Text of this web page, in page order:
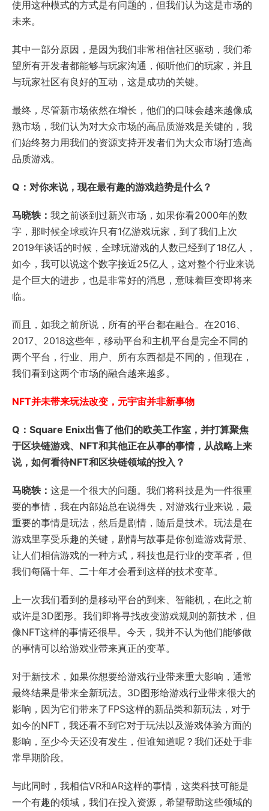
使用这种模式的方式是有问题的，但我们认为这是市场的
未来。
其中一部分原因，是因为我们非常相信社区驱动，我们希
望所有开发者都能够与玩家沟通，倾听他们的玩家，并且
与玩家社区有良好的互动，这是成功的关键。
最终，尽管新市场依然在增长，他们的口味会越来越像成
熟市场，我们认为对大众市场的高品质游戏是关键的，我
们始终努力用我们的资源支持开发者们为大众市场打造高
品质游戏。
Q：对你来说，现在最有趣的游戏趋势是什么？
马晓轶： 我之前谈到过新兴市场，如果你看2000年的数
字，那时候全球或许只有1亿游戏玩家，到了我们上次
2019年谈话的时候，全球玩游戏的人数已经到了18亿人，
如今，我可以说这个数字接近25亿人，这对整个行业来说
是个巨大的进步，也是非常好的消息，意味着巨变即将来
临。
而且，如我之前所说，所有的平台都在融合。在2016、
2017、2018这些年，移动平台和主机平台是完全不同的
两个平台，行业、用户、所有东西都是不同的，但现在，
我们看到这两个市场的融合越来越多。
NFT并未带来玩法改变，元宇宙并非新事物
Q：Square Enix出售了他们的欧美工作室，并打算聚焦
于区块链游戏、NFT和其他正在从事的事情，从战略上来
说，如何看待NFT和区块链领域的投入？
马晓轶： 这是一个很大的问题。我们将科技是为一件很重
要的事情，我在内部始总在说得失，对游戏行业来说，最
重要的事情是玩法，然后是剧情，随后是技术。玩法是在
游戏里享受乐趣的关键，剧情与故事是你创造游戏背景、
让人们相信游戏的一种方式，科技也是行业的变革者，但
我们每隔十年、二十年才会看到这样的技术变革。
上一次我们看到的是移动平台的到来、智能机，在此之前
或许是3D图形。我们即将寻找改变游戏规则的新技术，但
像NFT这样的事情还很早。今天，我并不认为他们能够做
的事情可以给游戏业带来真正的变革。
对于新技术，如果你想要给游戏行业带来重大影响，通常
最终结果是带来全新玩法。3D图形给游戏行业带来很大的
影响，因为它们带来了FPS这样的新品类和新玩法，对于
如今的NFT，我还看不到它对于玩法以及游戏体验方面的
影响，至少今天还没有发生，但谁知道呢？我们还处于非
常早期阶段。
与此同时，我相信VR和AR这样的事情，这类科技可能是
一个有趣的领域，我们在投入资源，希望帮助这些领域的